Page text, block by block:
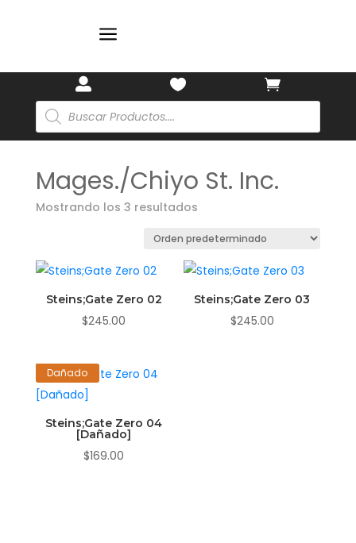
a
 

Búsqueda
de
productos
Mages./Chiyo St. Inc.
Mostrando los 3 resultados
Steins;Gate Zero 02
$245.00
Steins;Gate Zero 03
$245.00
Dañado
Steins;Gate Zero 04
[Dañado]
$169.00